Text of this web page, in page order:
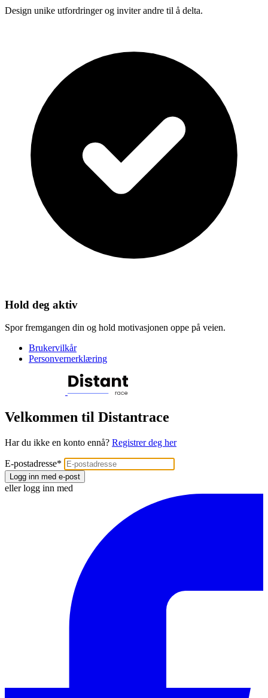
Design unike utfordringer og inviter andre til å delta.
Hold deg aktiv
Spor fremgangen din og hold motivasjonen oppe på veien.
Brukervilkår
Personvernerklæring
Velkommen til Distantrace
Har du ikke en konto ennå? Registrer deg her
E-postadresse*
Logg inn med e-post
eller logg inn med